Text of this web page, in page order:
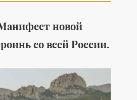
с
Новая
одежды от
замедления
новой
со всей России.